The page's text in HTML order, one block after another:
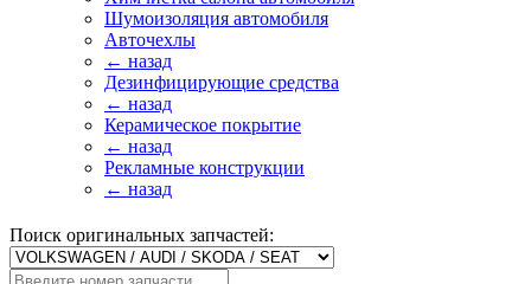
Шумоизоляция автомобиля
Авточехлы
← назад
Дезинфицирующие средства
← назад
Керамическое покрытие
← назад
Рекламные конструкции
← назад
Поиск оригинальных запчастей: